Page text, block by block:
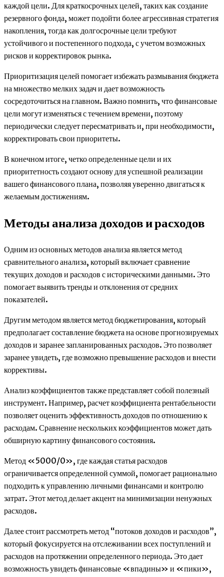
каждой цели. Для краткосрочных целей, таких как создание
резервного фонда, может подойти более агрессивная стратегия
накопления, тогда как долгосрочные цели требуют
устойчивого и постепенного подхода, с учетом возможных
рисков и корректировок рынка.
Приоритизация целей помогает избежать размывания бюджета
на множество мелких задач и дает возможность
сосредоточиться на главном. Важно помнить, что финансовые
цели могут изменяться с течением времени, поэтому
периодически следует пересматривать и, при необходимости,
корректировать свои приоритеты.
В конечном итоге, четко определенные цели и их
приоритетность создают основу для успешной реализации
вашего финансового плана, позволяя уверенно двигаться к
желаемым достижениям.
Методы анализа доходов и расходов
Одним из основных методов анализа является метод
сравнительного анализа, который включает сравнение
текущих доходов и расходов с историческими данными. Это
помогает выявить тренды и отклонения от средних
показателей.
Другим методом является метод бюджетирования, который
предполагает составление бюджета на основе прогнозируемых
доходов и заранее запланированных расходов. Это позволяет
заранее увидеть, где возможно превышение расходов и внести
коррективы.
Анализ коэффициентов также представляет собой полезный
инструмент. Например, расчет коэффициента рентабельности
позволяет оценить эффективность доходов по отношению к
расходам. Сравнение нескольких коэффициентов может дать
обширную картину финансового состояния.
Метод «5000/0», где каждая статья расходов
ограничивается определенной суммой, помогает рационально
подходить к управлению личными финансами и контролю
затрат. Этот метод делает акцент на минимизации ненужных
расходов.
Далее стоит рассмотреть метод “потоков доходов и расходов”,
который фокусируется на отслеживании всех поступлений и
расходов на протяжении определенного периода. Это дает
возможность увидеть финансовые «впадины» и «пики»,